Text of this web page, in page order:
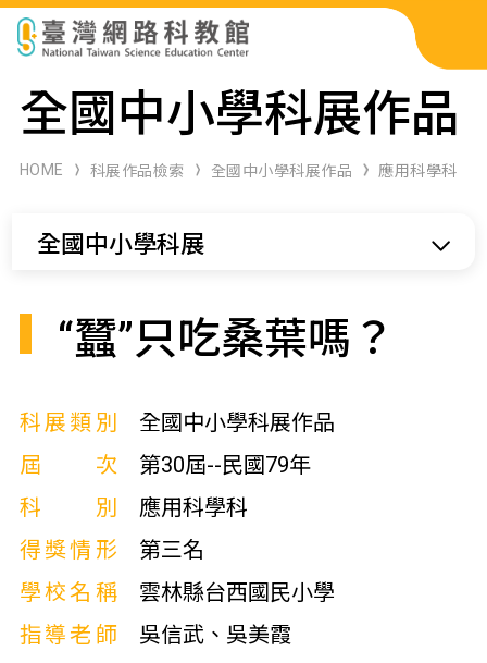
科展作品檢索
科學研習月刊
全國中小學科展作品
HOME 科展作品檢索 全國中小學科展作品 應用科學科
全國中小學科展
“蠶”只吃桑葉嗎？
科展類別
全國中小學科展作品
屆次
第30屆--民國79年
科別
應用科學科
得獎情形
第三名
學校名稱
雲林縣台西國民小學
指導老師
吳信武、吳美霞